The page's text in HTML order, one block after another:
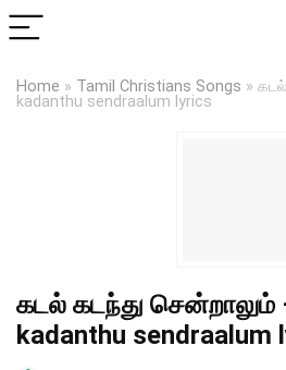
Home » Tamil Christians Songs »
kadanthu sendraalum lyrics
கடல் கடந்து சென்றாலும்
kadanthu sendraalum